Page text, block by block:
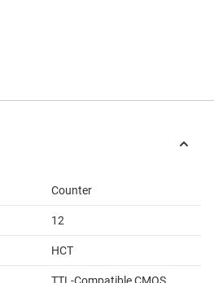
Counter
12
HCT
TTL-Compatible CMOS